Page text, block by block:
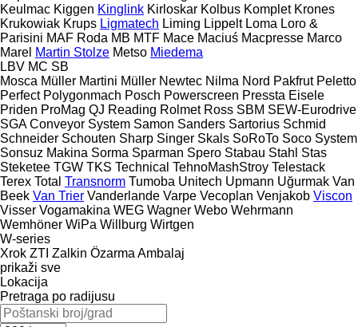
Keulmac Kiggen Kinglink Kirloskar Kolbus Komplet Krones
Krukowiak Krups Ligmatech Liming Lippelt Loma Loro &
Parisini MAF Roda MB MTF Mace Maciuś Macpresse Marco
Marel Martin Stolze Metso Miedema
LBV MC SB
Mosca Müller Martini Müller Newtec Nilma Nord Pakfrut Peletto
Perfect Polygonmach Posch Powerscreen Pressta Eisele
Priden ProMag QJ Reading Rolmet Ross SBM SEW-Eurodrive
SGA Conveyor System Samon Sanders Sartorius Schmid
Schneider Schouten Sharp Singer Skals SoRoTo Soco System
Sonsuz Makina Sorma Sparman Spero Stabau Stahl Stas
Steketee TGW TKS Technical TehnoMashStroy Telestack
Terex Total Transnorm Tumoba Unitech Upmann Uğurmak Van
Beek Van Trier Vanderlande Varpe Vecoplan Venjakob Viscon
Visser Vogamakina WEG Wagner Webo Wehrmann
Wemhöner WiPa Willburg Wirtgen
W-series
Xrok ZTI Zalkin Özarma Ambalaj
prikaži sve
Lokacija
Pretraga po radijusu